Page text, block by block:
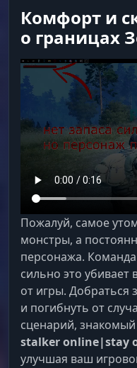
Комфорт и
о границах
Пожалуй, самое
монстры, а
персонажа. Команда
сильно это убивает
от игры. Добраться
и погибнуть от
сценарий,
stalker online|stay
улучшая ваш